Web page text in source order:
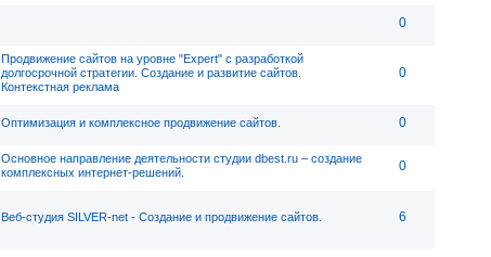
0
Продвижение сайтов на уровне "Expert" с разработкой
долгосрочной стратегии. Создание и развитие сайтов.
Контекстная реклама
0
Оптимизация и комплексное продвижение сайтов. 0
Основное направление деятельности студии dbest.ru – создание
комплексных интернет-решений.
0
Веб-студия SILVER-net - Создание и продвижение сайтов. 6